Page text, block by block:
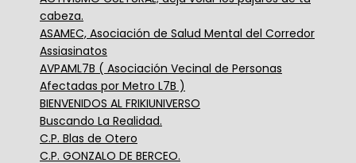
cabeza.
ASAMEC, Asociación de Salud Mental del Corredor
Assiasinatos
AVPAML7B ( Asociación Vecinal de Personas
Afectadas por Metro L7B )
BIENVENIDOS AL FRIKIUNIVERSO
Buscando La Realidad.
C.P. Blas de Otero
C.P. GONZALO DE BERCEO.